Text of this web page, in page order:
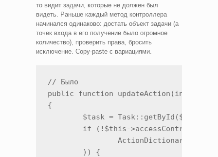
то видит задачи, которые не должен был
видеть. Раньше каждый метод контроллера
начинался одинаково: достать объект задачи (а
точек входа в его получение было огромное
количество), проверить права, бросить
исключение. Copy-paste с вариациями.
// Было
public function updateAction(int
{